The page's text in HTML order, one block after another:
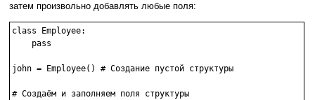
затем произвольно добавлять любые поля:
class Employee:
    pass
john = Employee() # Создание пустой структуры
# Создаём и заполняем поля структуры